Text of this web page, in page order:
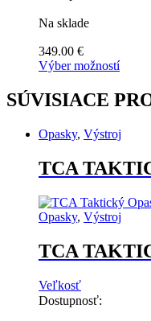
Na sklade
349.00 €
Výber možností
produkt
má
variantov.
si
môžete
vybrať
na
stránke
SÚVISIACE
Opasky, Výstroj
TCA
Opasky, Výstroj
TCA
Veľkosť
Dostupnosť: